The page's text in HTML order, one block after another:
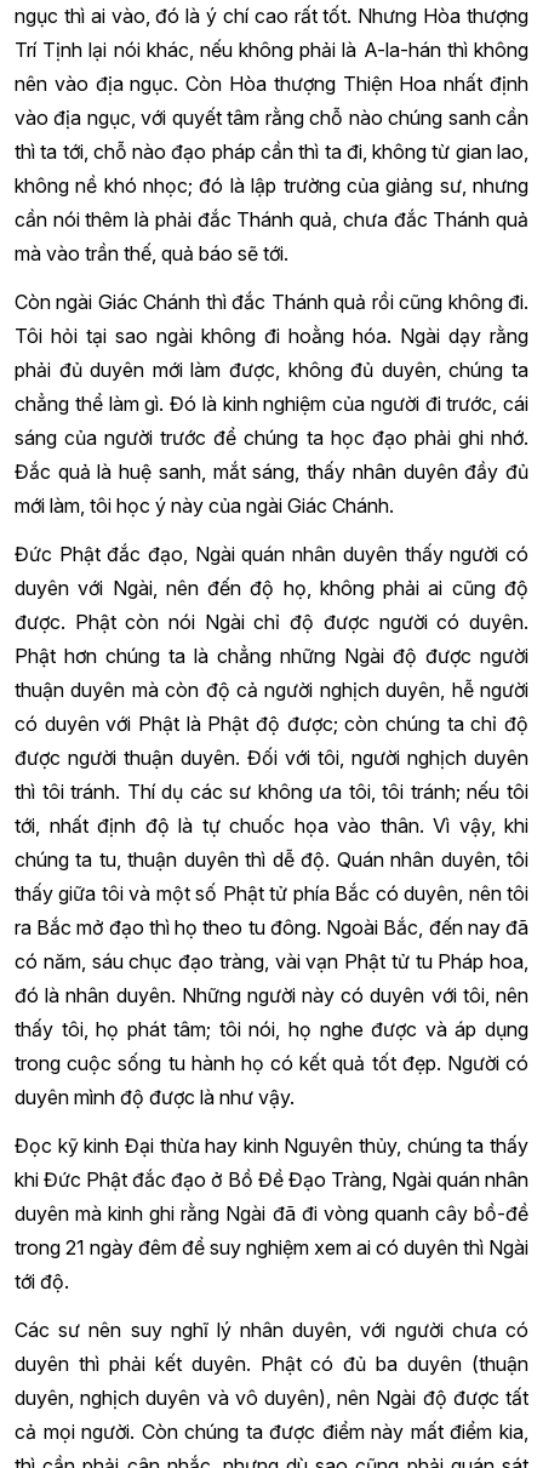
ngục thì ai vào, đó là ý chí cao rất tốt. Nhưng Hòa thượng
Trí Tịnh lại nói khác, nếu không phải là A-la-hán thì không
nên vào địa ngục. Còn Hòa thượng Thiện Hoa nhất định
vào địa ngục, với quyết tâm rằng chỗ nào chúng sanh cần
thì ta tới, chỗ nào đạo pháp cần thì ta đi, không từ gian lao,
không nề khó nhọc; đó là lập trường của giảng sư, nhưng
cần nói thêm là phải đắc Thánh quả, chưa đắc Thánh quả
mà vào trần thế, quả báo sẽ tới.
Còn ngài Giác Chánh thì đắc Thánh quả rồi cũng không đi.
Tôi hỏi tại sao ngài không đi hoằng hóa. Ngài dạy rằng
phải đủ duyên mới làm được, không đủ duyên, chúng ta
chẳng thể làm gì. Đó là kinh nghiệm của người đi trước, cái
sáng của người trước để chúng ta học đạo phải ghi nhớ.
Đắc quả là huệ sanh, mắt sáng, thấy nhân duyên đầy đủ
mới làm, tôi học ý này của ngài Giác Chánh.
Đức Phật đắc đạo, Ngài quán nhân duyên thấy người có
duyên với Ngài, nên đến độ họ, không phải ai cũng độ
được. Phật còn nói Ngài chỉ độ được người có duyên.
Phật hơn chúng ta là chẳng những Ngài độ được người
thuận duyên mà còn độ cả người nghịch duyên, hễ người
có duyên với Phật là Phật độ được; còn chúng ta chỉ độ
được người thuận duyên. Đối với tôi, người nghịch duyên
thì tôi tránh. Thí dụ các sư không ưa tôi, tôi tránh; nếu tôi
tới, nhất định độ là tự chuốc họa vào thân. Vì vậy, khi
chúng ta tu, thuận duyên thì dễ độ. Quán nhân duyên, tôi
thấy giữa tôi và một số Phật tử phía Bắc có duyên, nên tôi
ra Bắc mở đạo thì họ theo tu đông. Ngoài Bắc, đến nay đã
có năm, sáu chục đạo tràng, vài vạn Phật tử tu Pháp hoa,
đó là nhân duyên. Những người này có duyên với tôi, nên
thấy tôi, họ phát tâm; tôi nói, họ nghe được và áp dụng
trong cuộc sống tu hành họ có kết quả tốt đẹp. Người có
duyên mình độ được là như vậy.
Đọc kỹ kinh Đại thừa hay kinh Nguyên thủy, chúng ta thấy
khi Đức Phật đắc đạo ở Bồ Đề Đạo Tràng, Ngài quán nhân
duyên mà kinh ghi rằng Ngài đã đi vòng quanh cây bồ-đề
trong 21 ngày đêm để suy nghiệm xem ai có duyên thì Ngài
tới độ.
Các sư nên suy nghĩ lý nhân duyên, với người chưa có
duyên thì phải kết duyên. Phật có đủ ba duyên (thuận
duyên, nghịch duyên và vô duyên), nên Ngài độ được tất
cả mọi người. Còn chúng ta được điểm này mất điểm kia,